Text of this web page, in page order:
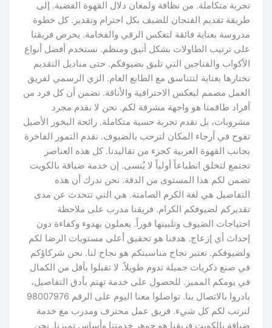
تجربة متكاملة. من نظافة ولمعان دلال القهوة الفضية. إلى
طريقة تقديم الفنجان للضيف بكل احترام وتقدير. كل خطوة
مدروسة بعناية فائقة لتعكس الرقي والفخامة. يحرص فريقنا
على ترتيب الطاولات بشكل أنيق ومنظم. نستخدم أفضل أنواع
الأكواب والفناجين التي تليق بضيوفكم. حتى مناديل التقديم
نختارها بعناية لتتناسق مع الطابع العام. الزي الرسمي لفريق
العمل مصمم ليعكس الاحترافية والأناقة. نضمن أن كل فرد من
أفراد طاقمنا هو واجهة مشرفة لكم. نحن لا نقدم مجرد
مشروبات، بل نقدم تجربة حسية متكاملة. رائحة البخور الأصيل
تفوح في أرجاء المكان لترحب بالضيوف. نقدم التمور الفاخرة
بجانب القهوة العربية كجزء من تقاليدنا. كل هذه العناصر
تجتمع لتخلق انطباعاً أولياً لا يُنسى. إن خدمة ضيافة بالكويت
تضمن لكم هذا المستوى من الدقة. نحن ندرك أن هذه
التفاصيل هي لغة الكرم الصامتة. هي التي تتحدث عن مدى
تقديركم لضيوفكم الكرام. فريقنا مدرب على ملاحظة
احتياجات الضيوف وتلبيتها فوراً. يعملون بهدوء وكفاءة دون
إحداث أي إزعاج. هدفنا هو تحقيق أعلى مستويات الرضا لكم
ولضيوفكم. نعتبر نجاح مناسبتكم هو نجاح لنا. نحن شركاؤكم
في صنع ذكريات جميلة تدوم طويلاً. لا تقبلوا بأقل من الكمال
في يومكم المميز. للحصول على خدمة تهتم بأدق التفاصيل،
بادروا بالاتصال بنا. تواصلوا معنا اليوم على الرقم 98007976
لنرتب لكم كل شيء. فريق عمل محترف ومدرب مع خدمة
ضيافة بالكويت فريقنا هو جوهر خدمتنا وأساس تميزنا. نحن